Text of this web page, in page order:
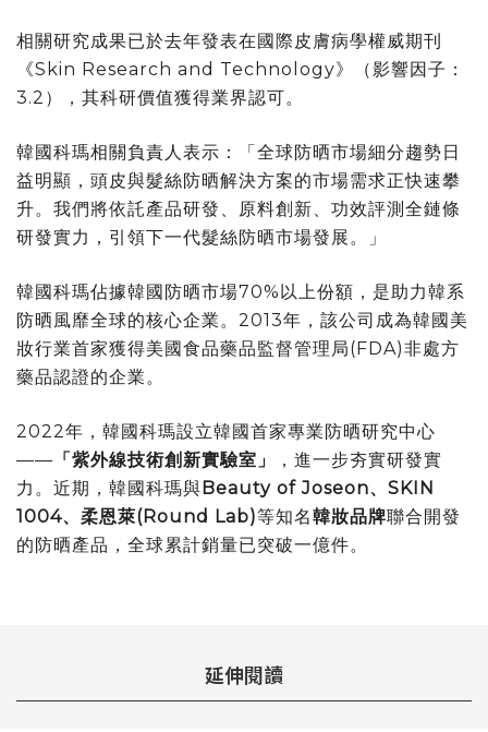
相關研究成果已於去年發表在國際皮膚病學權威期刊
《Skin Research and Technology》（影響因子：
3.2），其科研價值獲得業界認可。
韓國科瑪相關負責人表示：「全球防晒市場細分趨勢日
益明顯，頭皮與髮絲防晒解決方案的市場需求正快速攀
升。我們將依託產品研發、原料創新、功效評測全鏈條
研發實力，引領下一代髮絲防晒市場發展。」
韓國科瑪佔據韓國防晒市場70%以上份額，是助力韓系
防晒風靡全球的核心企業。2013年，該公司成為韓國美
妝行業首家獲得美國食品藥品監督管理局(FDA)非處方
藥品認證的企業。
2022年，韓國科瑪設立韓國首家專業防晒研究中心
—— 「 紫外線技術創新實驗室 」
，進一步夯實研發實
力。近期，韓國科瑪與 Beauty of Joseon、SKIN
1004、柔恩萊(Round Lab)等知名韓妝品牌聯合開發
的防晒產品，全球累計銷量已突破一億件。
延伸閱讀